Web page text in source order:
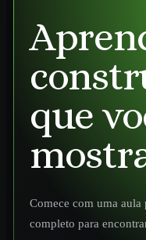
que
Comece com uma
completo para